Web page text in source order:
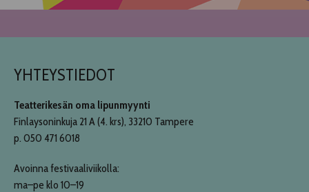
YHTEYSTIEDOT
Teatterikesän oma lipunmyynti
Finlaysoninkuja 21 A (4. krs), 33210 Tampere
p. 050 471 6018
Avoinna festivaaliviikolla:
ma–pe klo 10–19